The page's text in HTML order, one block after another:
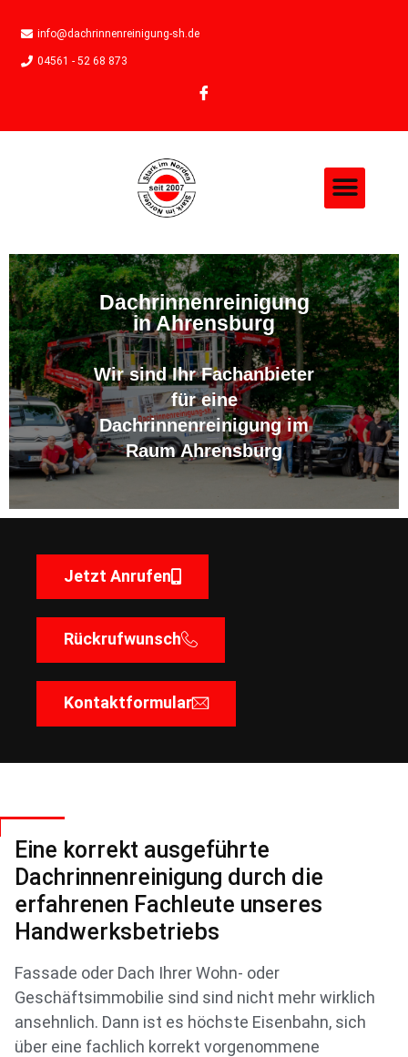
info@dachrinnenreinigung-sh.de
04561 - 52 68 873
Dachrinnenreinigung
in Ahrensburg
Wir sind Ihr Fachanbieter
für eine
Dachrinnenreinigung im
Raum Ahrensburg
Jetzt Anrufen
Rückrufwunsch
Kontaktformular
Eine korrekt ausgeführte
Dachrinnenreinigung durch die
erfahrenen Fachleute unseres
Handwerksbetriebs
Fassade oder Dach Ihrer Wohn- oder
Geschäftsimmobilie sind sind nicht mehr wirklich
ansehnlich. Dann ist es höchste Eisenbahn, sich
über eine fachlich korrekt vorgenommene